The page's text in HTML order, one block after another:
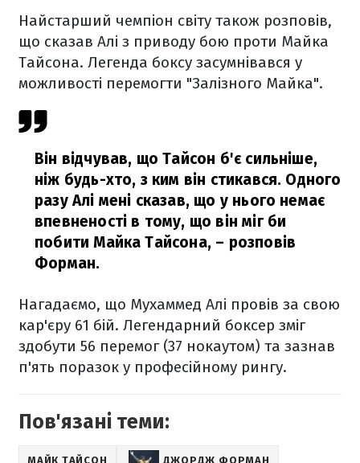
Найстарший чемпіон світу також розповів,
що сказав Алі з приводу бою проти Майка
Тайсона. Легенда боксу засумнівався у
можливості перемогти "Залізного Майка".
Він відчував, що Тайсон б'є сильніше,
ніж будь-хто, з ким він стикався. Одного
разу Алі мені сказав, що у нього немає
впевненості в тому, що він міг би
побити Майка Тайсона, – розповів
Форман.
Нагадаємо, що Мухаммед Алі провів за свою
кар'єру 61 бій. Легендарний боксер зміг
здобути 56 перемог (37 нокаутом) та зазнав
п'ять поразок у професійному рингу.
Пов'язані теми:
МАЙК ТАЙСОН ДЖОРДЖ ФОРМАН